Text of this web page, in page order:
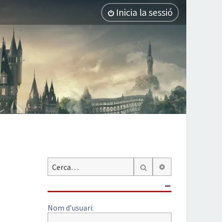
Inicia la sessió
Cerca
Nom d’usuari: